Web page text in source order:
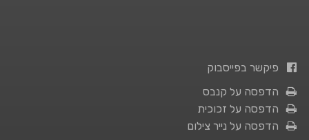
פיקשר בפייסבוק
הדפסה על קנבס
הדפסה על זכוכית
הדפסה על נייר צילום